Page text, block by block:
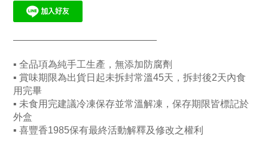
———————————————
▪ 全品項為純手工生產，無添加防腐劑
▪ 賞味期限為出貨日起未拆封常溫45天，拆封後2天內食
用完畢
▪ 未食用完建議冷凍保存並常溫解凍，保存期限皆標記於
外盒
▪ 喜豐香1985保有最終活動解釋及修改之權利